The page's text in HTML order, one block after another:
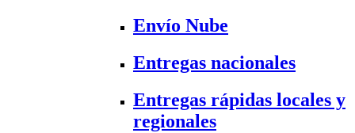
Envío Nube
Entregas nacionales
Entregas rápidas locales y
regionales